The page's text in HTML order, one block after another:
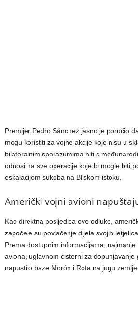
Premijer Pedro Sánchez jasno je poručio
mogu koristiti za vojne akcije koje nisu u
bilateralnim sporazumima niti s
odnosi na sve operacije koje bi mogle biti
eskalacijom sukoba na Bliskom istoku.
Američki vojni avioni
Kao direktna posljedica ove odluke,
započele su povlačenje dijela svojih
Prema dostupnim informacijama, najmanje
aviona, uglavnom cisterni za dopunjavanje
napustilo baze Morón i Rota na jugu zemlje.